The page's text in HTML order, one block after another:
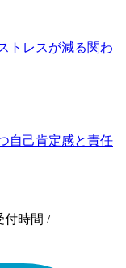
トレスが減る関わ
自己肯定感と責任
付時間 /